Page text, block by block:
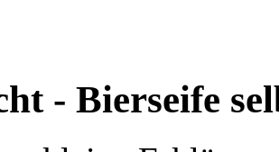
- Bierseife